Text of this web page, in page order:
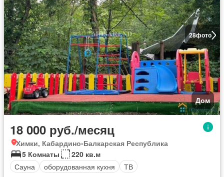
28фото
Дом
18 000 руб./месяц
Химки, Кабардино-Балкарская Республика
5 Комнаты
220 кв.м
Сауна
оборудованная кухня ТВ